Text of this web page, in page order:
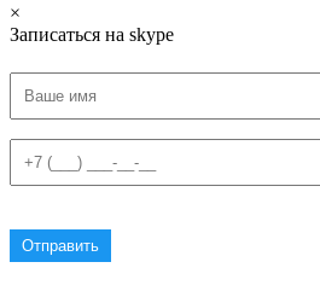
×
Записаться на skype